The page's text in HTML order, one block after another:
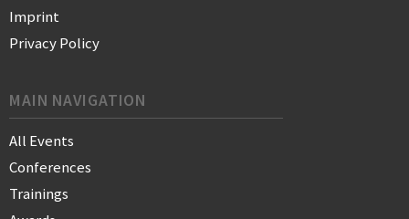
Imprint
Privacy Policy
MAIN NAVIGATION
All Events
Conferences
Trainings